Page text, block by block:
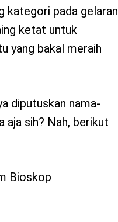
kategori pada gelaran
ketat untuk
yang bakal meraih
diputuskan nama-
aja sih? Nah, berikut
Bioskop